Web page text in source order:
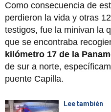
Como consecuencia de
perdieron la vida y otras
testigos, fue la minivan la
que se encontraba
kilómetro 17 de la
de sur a norte,
puente Capilla.
Lee también